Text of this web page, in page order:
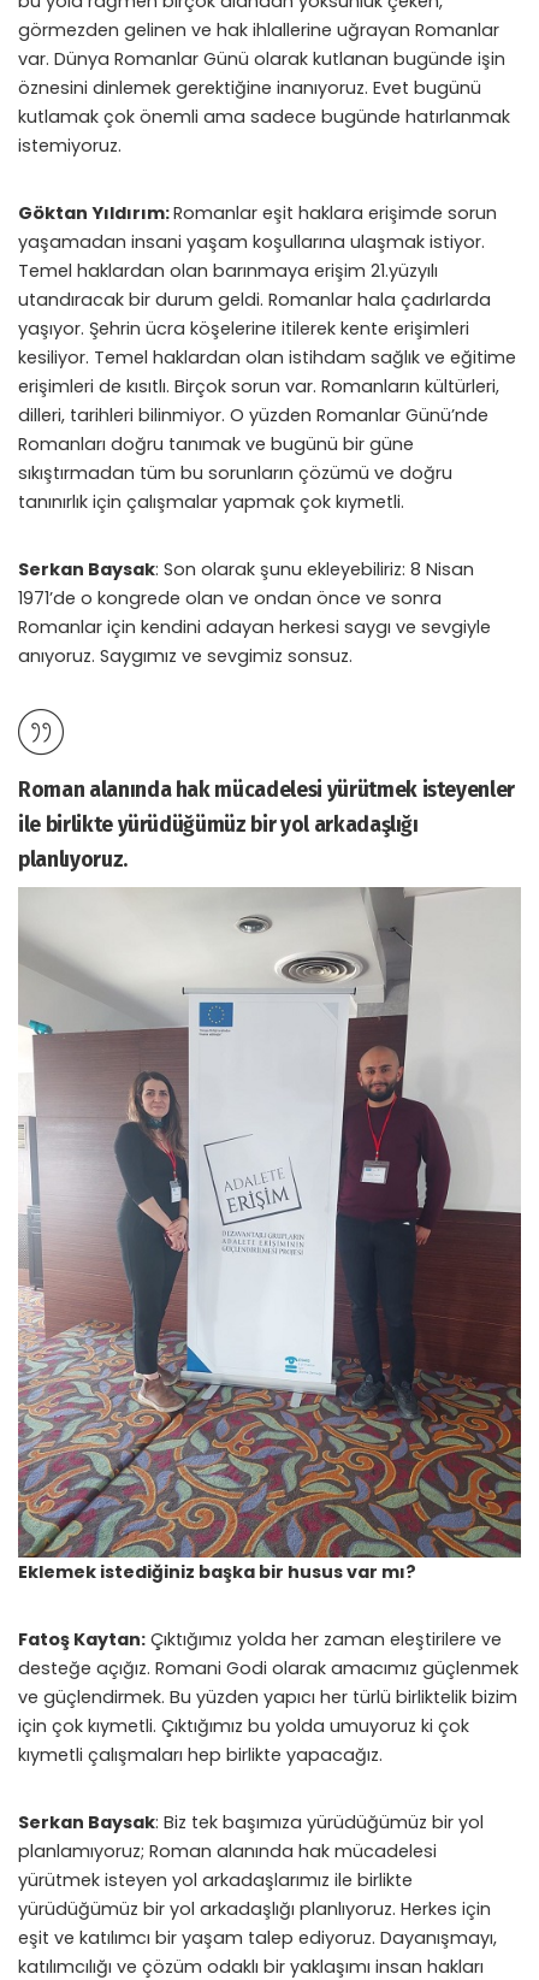
görmezden gelinen ve hak ihlallerine uğrayan Romanlar
var. Dünya Romanlar Günü olarak kutlanan bugünde işin
öznesini dinlemek gerektiğine inanıyoruz. Evet bugünü
kutlamak çok önemli ama sadece bugünde hatırlanmak
istemiyoruz.
Göktan Yıldırım:Romanlar eşit haklara erişimde sorun
yaşamadan insani yaşam koşullarına ulaşmak istiyor.
Temel haklardan olan barınmaya erişim 21.yüzyılı
utandıracak bir durum geldi. Romanlar hala çadırlarda
yaşıyor. Şehrin ücra köşelerine itilerek kente erişimleri
kesiliyor. Temel haklardan olan istihdam sağlık ve eğitime
erişimleri de kısıtlı. Birçok sorun var. Romanların kültürleri,
dilleri, tarihleri bilinmiyor. O yüzden Romanlar Günü’nde
Romanları doğru tanımak ve bugünü bir güne
sıkıştırmadan tüm bu sorunların çözümü ve doğru
tanınırlık için çalışmalar yapmak çok kıymetli.
Serkan Baysak: Son olarak şunu ekleyebiliriz: 8 Nisan
1971’de o kongrede olan ve ondan önce ve sonra
Romanlar için kendini adayan herkesi saygı ve sevgiyle
anıyoruz. Saygımız ve sevgimiz sonsuz.
Roman alanında hak mücadelesi yürütmek isteyenler
ile birlikte yürüdüğümüz bir yol arkadaşlığı
planlıyoruz.
Eklemek istediğiniz başka bir husus var mı?
Fatoş Kaytan: Çıktığımız yolda her zaman eleştirilere ve
desteğe açığız. Romani Godi olarak amacımız güçlenmek
ve güçlendirmek. Bu yüzden yapıcı her türlü birliktelik bizim
için çok kıymetli. Çıktığımız bu yolda umuyoruz ki çok
kıymetli çalışmaları hep birlikte yapacağız.
Serkan Baysak: Biz tek başımıza yürüdüğümüz bir yol
planlamıyoruz; Roman alanında hak mücadelesi
yürütmek isteyen yol arkadaşlarımız ile birlikte
yürüdüğümüz bir yol arkadaşlığı planlıyoruz. Herkes için
eşit ve katılımcı bir yaşam talep ediyoruz. Dayanışmayı,
katılımcılığı ve çözüm odaklı bir yaklaşımı insan hakları